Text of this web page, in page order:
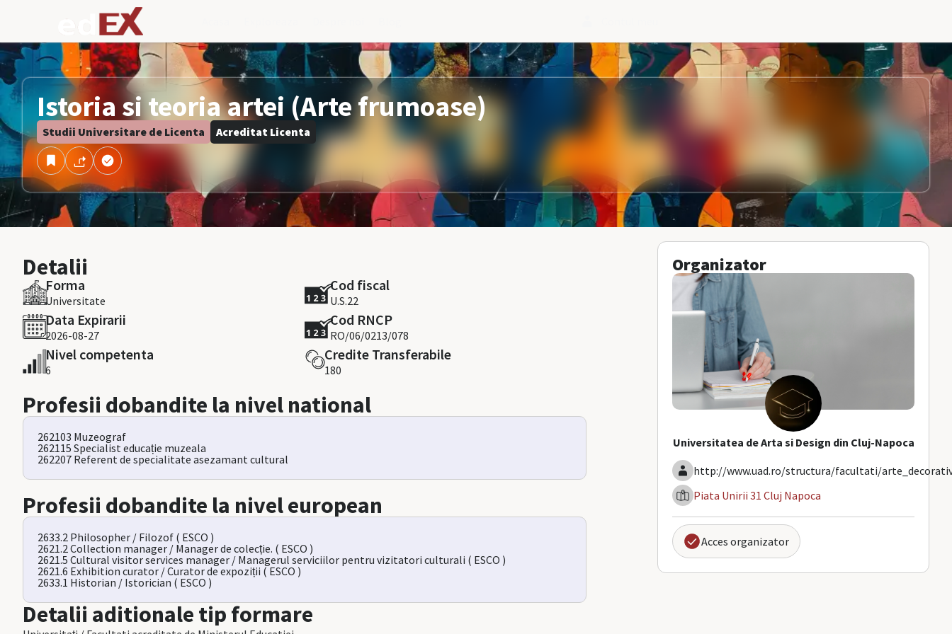
Istoria si teoria artei (Arte frumoase)
Studii Universitare de Licenta Acreditat Licenta
Organizator
Universitatea de Arta si Design din Cluj-Napoca
http://www.uad.ro/structura/facultati/
Piata Unirii 31 Cluj Napoca
Acces organizator
Detalii
Forma
Universitate
Cod fiscal
U.S.22
Data Expirarii
2026-08-27
Cod RNCP
RO/06/0213/078
Nivel competenta
6
Credite Transferabile
180
Profesii dobandite la nivel national
262103 Muzeograf
262115 Specialist educație muzeala
262207 Referent de specialitate asezamant cultural
Profesii dobandite la nivel european
2633.2 Philosopher / Filozof ( ESCO )
2621.2 Collection manager / Manager de colecție. ( ESCO )
2621.5 Cultural visitor services manager / Managerul serviciilor pentru vizitatori culturali ( ESCO )
2621.6 Exhibition curator / Curator de expoziții ( ESCO )
2633.1 Historian / Istorician ( ESCO )
Detalii aditionale tip formare